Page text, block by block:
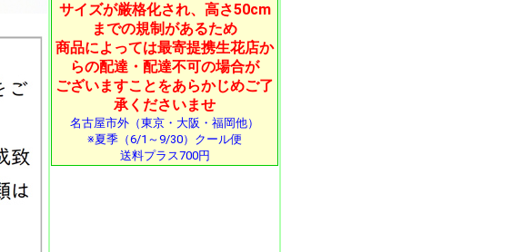
サイズが厳格化され、高さ50cm
までの規制があるため
商品によっては最寄提携生花店か
らの配達・配達不可の場合が
ございますことをあらかじめご了
承くださいませ
名古屋市外（東京・大阪・福岡他）
※夏季（6/1～9/30）クール便
送料プラス700円